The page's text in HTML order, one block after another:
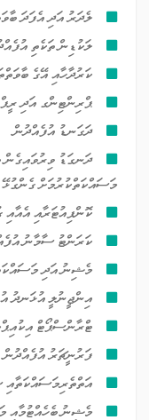
ލެދަރު އަދި އެފަދަ
ލަކުޑިން ތަކެތި
ކަރުދާހާއި އޭގެ
ޕްރިންޓިންގ އަދި
ދަގަނޑު އުފެއްދުން
ދަނގަޑު
މަސައްކަތްކުރުމަށް
ކޮންޕިއުޓަރާއި އެއާއި
ކަރަންޓު ސާމާނު
މެޝިނު އަދި
އިންޖީނުލީ އުޅަނދު
ޓްރާންސްޕޯޓް
ފަރުނީޗަރު އުފެއްދުން
މެޝިނު ބެހެއްޓުމާއި